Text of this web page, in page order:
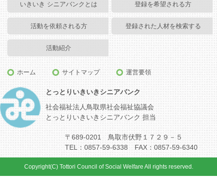
いきいき シニアバンクとは 登録を希望される方
活動を依頼される方 登録された人材を検索する
活動紹介
ホーム サイトマップ 運営要領
とっとりいきいきシニアバンク
社会福祉法人鳥取県社会福祉協議会
とっとりいきいきシニアバンク 担当
〒689-0201 鳥取市伏野１７２９－５
TEL：0857-59-6338 FAX：0857-59-6340
Copyright(C) Tottori Council of Social Welfare All rights reserved.